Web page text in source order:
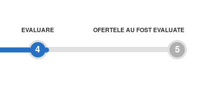
4
EVALUARE
5
OFERTELE AU FOST EVALUATE